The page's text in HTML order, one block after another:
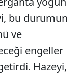
bu durumun
ve
engeller
Hazeyi,